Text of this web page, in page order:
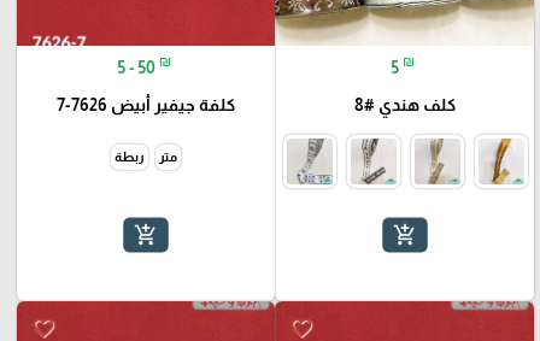
5 ₪
كلف هندي #8
add_shopping_cart
5 - 50 ₪
كلفة جيفير أبيض 7626-7
متر ربطة
add_shopping_cart
favorite_border
favorite_border